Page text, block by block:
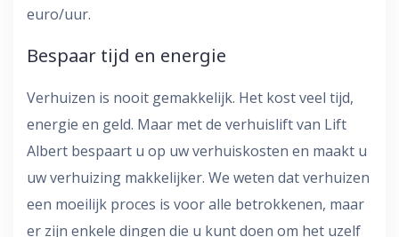
euro/uur.
Bespaar tijd en energie
Verhuizen is nooit gemakkelijk. Het kost veel tijd,
energie en geld. Maar met de verhuislift van Lift
Albert bespaart u op uw verhuiskosten en maakt u
uw verhuizing makkelijker. We weten dat verhuizen
een moeilijk proces is voor alle betrokkenen, maar
er zijn enkele dingen die u kunt doen om het uzelf